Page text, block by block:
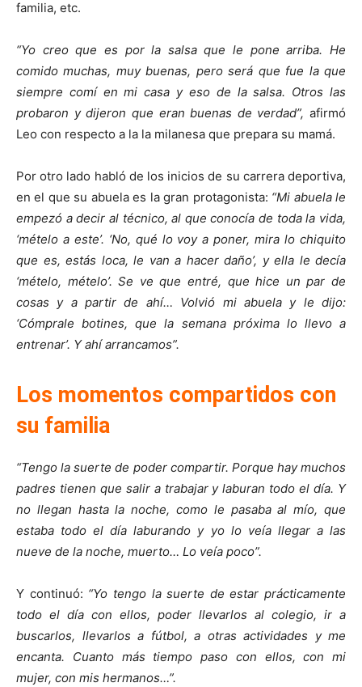
familia, etc.
“Yo creo que es por la salsa que le pone arriba. He
comido muchas, muy buenas, pero será que fue la que
siempre comí en mi casa y eso de la salsa. Otros las
probaron y dijeron que eran buenas de verdad”, afirmó
Leo con respecto a la la milanesa que prepara su mamá.
Por otro lado habló de los inicios de su carrera deportiva,
en el que su abuela es la gran protagonista: “Mi abuela le
empezó a decir al técnico, al que conocía de toda la vida,
‘mételo a este’. ‘No, qué lo voy a poner, mira lo chiquito
que es, estás loca, le van a hacer daño’, y ella le decía
‘mételo, mételo’. Se ve que entré, que hice un par de
cosas y a partir de ahí… Volvió mi abuela y le dijo:
‘Cómprale botines, que la semana próxima lo llevo a
entrenar’. Y ahí arrancamos”.
Los momentos compartidos con
su familia
“Tengo la suerte de poder compartir. Porque hay muchos
padres tienen que salir a trabajar y laburan todo el día. Y
no llegan hasta la noche, como le pasaba al mío, que
estaba todo el día laburando y yo lo veía llegar a las
nueve de la noche, muerto… Lo veía poco”.
Y continuó: “Yo tengo la suerte de estar prácticamente
todo el día con ellos, poder llevarlos al colegio, ir a
buscarlos, llevarlos a fútbol, a otras actividades y me
encanta. Cuanto más tiempo paso con ellos, con mi
mujer, con mis hermanos…”.